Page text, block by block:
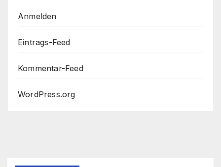
Anmelden
Eintrags-Feed
Kommentar-Feed
WordPress.org